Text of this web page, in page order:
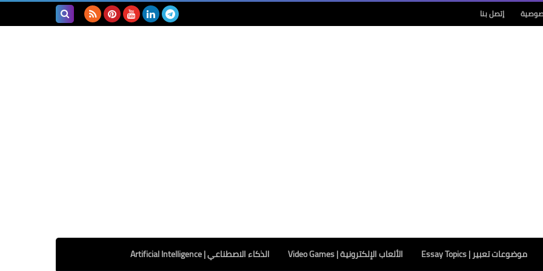
إتصل بنا
موضوعات تعبير | Essay Topics الألعاب الإلكترونية | Video Games الذكاء الاصطناعي | Artificial Intelligence